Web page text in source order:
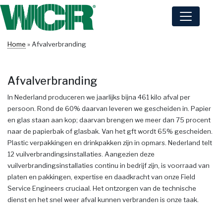
Home » Afvalverbranding
Afvalverbranding
In Nederland produceren we jaarlijks bijna 461 kilo afval per
persoon. Rond de 60% daarvan leveren we gescheiden in. Papier
en glas staan aan kop; daarvan brengen we meer dan 75 procent
naar de papierbak of glasbak. Van het gft wordt 65% gescheiden.
Plastic verpakkingen en drinkpakken zijn in opmars. Nederland telt
12 vuilverbrandingsinstallaties. Aangezien deze
vuilverbrandingsinstallaties continu in bedrijf zijn, is voorraad van
platen en pakkingen, expertise en daadkracht van onze Field
Service Engineers cruciaal. Het ontzorgen van de technische
dienst en het snel weer afval kunnen verbranden is onze taak.